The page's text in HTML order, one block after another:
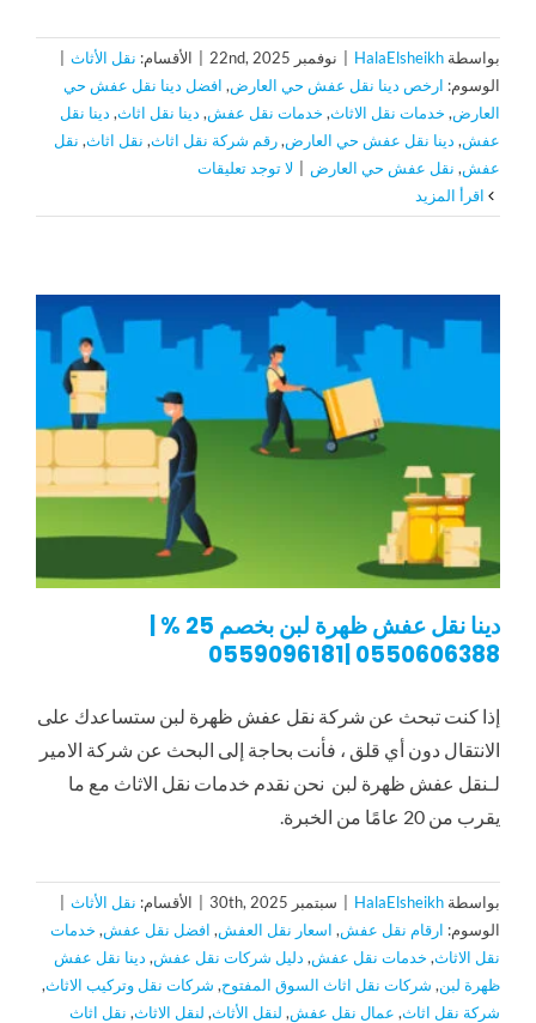
بواسطة HalaElsheikh نوفمبر 22nd, 2025 الأقسام: نقل الأثاث
الوسوم: ارخص دينا نقل عفش حي العارض, افضل دينا نقل عفش حي
العارض, خدمات نقل الاثاث, خدمات نقل عفش, دينا نقل اثاث, دينا نقل
عفش, دينا نقل عفش حي العارض,رقم شركة نقل اثاث, نقل اثاث, نقل
عفش, نقل عفش حي العارض
لا توجد تعليقات
دينا نقل عفش ظهرة لبن بخصم 25 % |
0550606388 |0559096181
إذا كنت تبحث عن شركة نقل عفش ظهرة لبن ستساعدك على
الانتقال دون أي قلق ، فأنت بحاجة إلى البحث عن شركة الامير
لـنقل عفش ظهرة لبن نحن نقدم خدمات نقل الاثاث مع ما
يقرب من 20 عامًا من الخبرة.
بواسطة HalaElsheikh سبتمبر 30th, 2025 الأقسام: نقل الأثاث
الوسوم: ارقام نقل عفش, اسعار نقل العفش, افضل نقل عفش, خدمات
نقل الاثاث, خدمات نقل عفش, دليل شركات نقل عفش, دينا نقل عفش
ظهرة لبن, شركات نقل اثاث السوق المفتوح, شركات نقل وتركيب الاثاث,
شركة نقل اثاث, عمال نقل عفش, لنقل الأثاث, لنقل الاثاث, نقل اثاث